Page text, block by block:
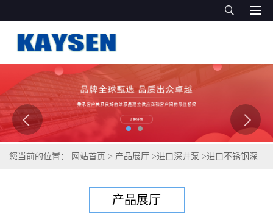
您当前的位置： 网站首页 > 产品展厅 >进口深井泵 >进口不锈钢深
产品展厅